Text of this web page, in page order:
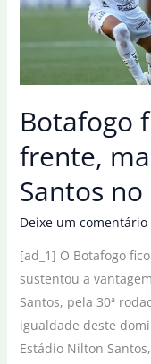
Botafogo
frente,
Santos no
Deixe um comentário
[ad_1] O Botafogo
sustentou a
Santos, pela 30ª
igualdade deste
Estádio Nilton